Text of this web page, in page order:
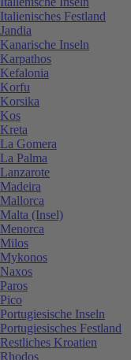
Italienisches Festland
Jandia
Kanarische Inseln
Karpathos
Kefalonia
Korfu
Korsika
Kos
Kreta
La Gomera
La Palma
Lanzarote
Madeira
Mallorca
Malta (Insel)
Menorca
Milos
Mykonos
Naxos
Paros
Pico
Portugiesische Inseln
Portugiesisches Festland
Restliches Kroatien
Rhodos